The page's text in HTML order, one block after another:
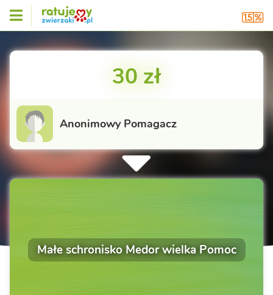
30 zł
Anonimowy Pomagacz
Małe schronisko Medor wielka Pomoc